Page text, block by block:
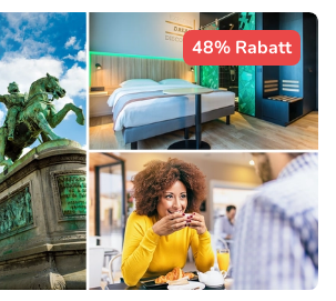
48% Rabatt